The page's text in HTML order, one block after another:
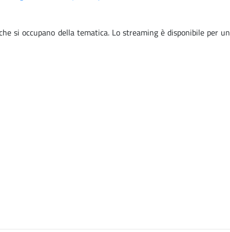
si occupano della tematica. Lo streaming è disponibile per un